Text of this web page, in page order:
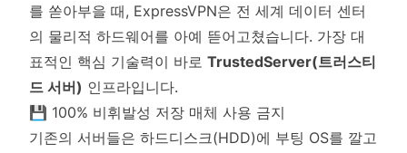
를 쏟아부을 때, ExpressVPN은 전 세계 데이터 센터
의 물리적 하드웨어를 아예 뜯어고쳤습니다. 가장 대
표적인 핵심 기술력이 바로 TrustedServer(트러스티
드 서버) 인프라입니다.
💾 100% 비휘발성 저장 매체 사용 금지
기존의 서버들은 하드디스크(HDD)에 부팅 OS를 깔고